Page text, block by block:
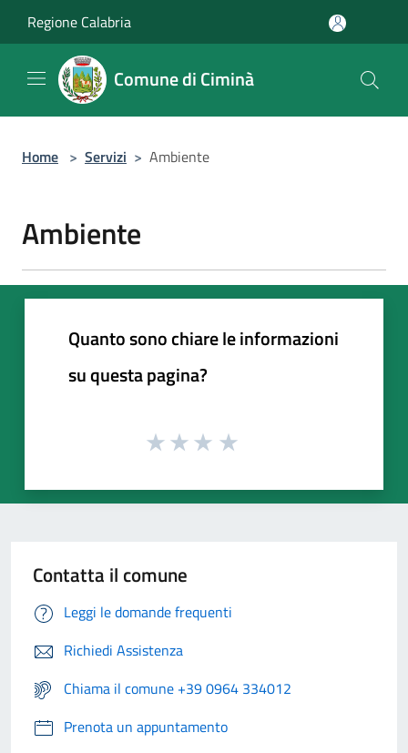
Regione Calabria
Comune di Ciminà
Home > Servizi > Ambiente
Ambiente
Quanto sono chiare le informazioni
su questa pagina?
Contatta il comune
Leggi le domande frequenti
Richiedi Assistenza
Chiama il comune +39 0964 334012
Prenota un appuntamento